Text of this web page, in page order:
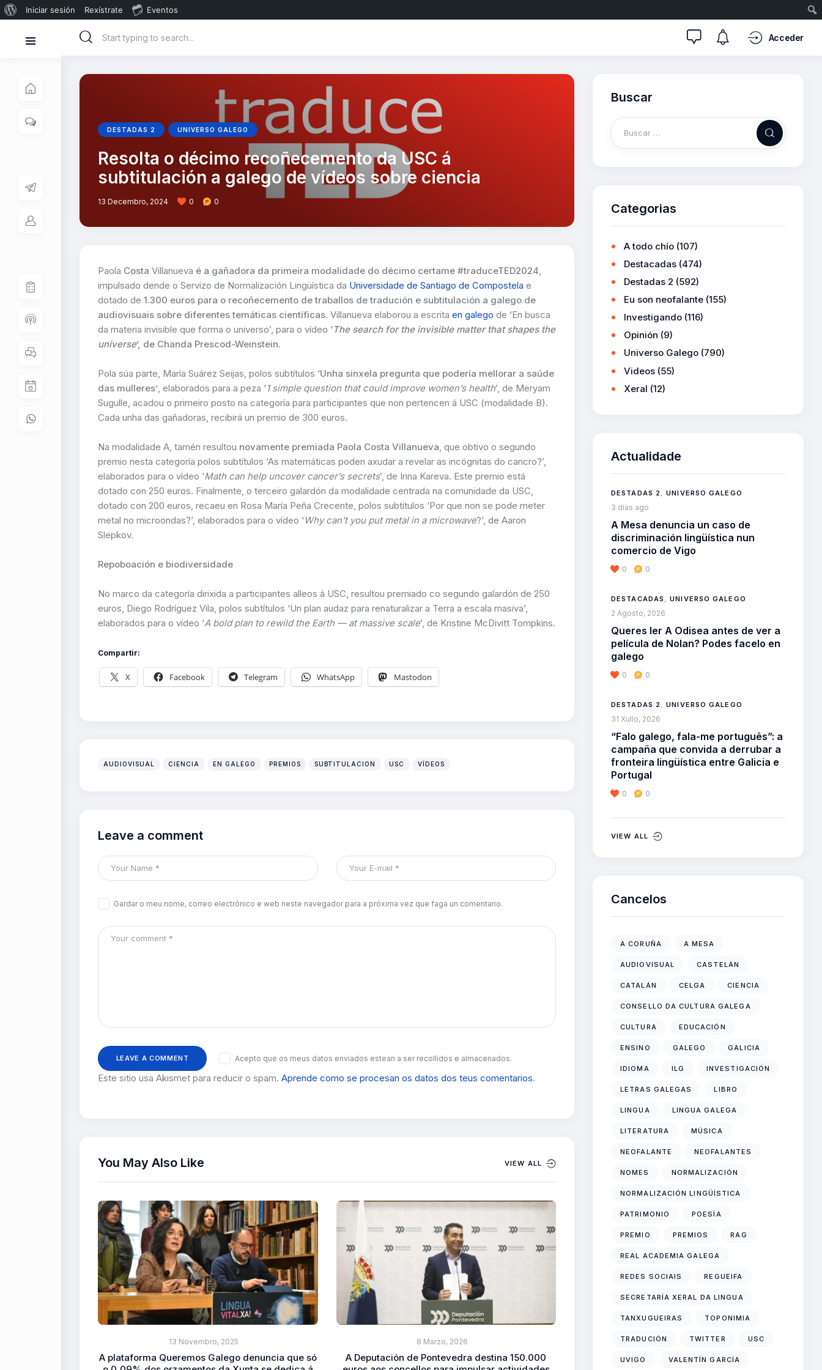
Iniciar sesión Rexístrate Eventos
Acceder
DESTADAS 2 UNIVERSO GALEGO
Resolta o décimo recoñecemento da USC á
subtitulación a galego de vídeos sobre ciencia
13 Decembro, 2024 0 0
Paola Costa Villanueva é a gañadora da primeira modalidade do décimo certame #traduceTED2024,
impulsado dende o Servizo de Normalización Lingüística da Universidade de Santiago de Compostela e
dotado de 1.300 euros para o recoñecemento de traballos de tradución e subtitulación a galego de
audiovisuais sobre diferentes temáticas científicas. Villanueva elaborou a escrita en galego de ‘En busca
da materia invisible que forma o universo’, para o vídeo ‘The search for the invisible matter that shapes the
universe’, de Chanda Prescod-Weinstein.
Pola súa parte, María Suárez Seijas, polos subtítulos ‘Unha sinxela pregunta que podería mellorar a saúde
das mulleres’, elaborados para a peza ‘1 simple question that could improve women’s health’, de Meryam
Sugulle, acadou o primeiro posto na categoría para participantes que non pertencen á USC (modalidade B).
Cada unha das gañadoras, recibirá un premio de 300 euros.
Na modalidade A, tamén resultou novamente premiada Paola Costa Villanueva, que obtivo o segundo
premio nesta categoría polos subtítulos ‘As matemáticas poden axudar a revelar as incógnitas do cancro?’,
elaborados para o vídeo ‘Math can help uncover cancer’s secrets’, de Irina Kareva. Este premio está
dotado con 250 euros. Finalmente, o terceiro galardón da modalidade centrada na comunidade da USC,
dotado con 200 euros, recaeu en Rosa María Peña Crecente, polos subtítulos ‘Por que non se pode meter
metal no microondas?’, elaborados para o vídeo ‘Why can’t you put metal in a microwave?’, de Aaron
Slepkov.
Repoboación e biodiversidade
No marco da categoría dirixida a participantes alleos á USC, resultou premiado co segundo galardón de 250
euros, Diego Rodríguez Vila, polos subtítulos ‘Un plan audaz para renaturalizar a Terra a escala masiva’,
elaborados para o vídeo ‘A bold plan to rewild the Earth — at massive scale’, de Kristine McDivitt Tompkins.
Compartir:
X Facebook Telegram WhatsApp Mastodon
AUDIOVISUAL CIENCIA EN GALEGO PREMIOS SUBTITULACION USC VÍDEOS
Leave a comment
Gardar o meu nome, correo electrónico e web neste navegador para a próxima vez que faga un comentario.
Acepto que os meus datos enviados estean a ser recollidos e almacenados.
Este sitio usa Akismet para reducir o spam. Aprende como se procesan os datos dos teus comentarios.
You May Also Like VIEW ALL
13 Novembro, 2025
A plataforma Queremos Galego denuncia que só
8 Marzo, 2026
A Deputación de Pontevedra destina 150.000
Buscar
Categorias
A todo chío (107)
Destacadas (474)
Destadas 2 (592)
Eu son neofalante (155)
Investigando (116)
Opinión (9)
Universo Galego (790)
Videos (55)
Xeral (12)
Actualidade
DESTADAS 2 ,UNIVERSO GALEGO
3 días ago
A Mesa denuncia un caso de
discriminación lingüística nun
comercio de Vigo
0 0
DESTACADAS ,UNIVERSO GALEGO
2 Agosto, 2026
Queres ler A Odisea antes de ver a
película de Nolan? Podes facelo en
galego
0 0
DESTADAS 2 ,UNIVERSO GALEGO
31 Xullo, 2026
“Falo galego, fala-me português”: a
campaña que convida a derrubar a
fronteira lingüística entre Galicia e
Portugal
0 0
VIEW ALL
Cancelos
A CORUÑA A MESA
AUDIOVISUAL CASTELÁN
CATALÁN CELGA CIENCIA
CONSELLO DA CULTURA GALEGA
CULTURA EDUCACIÓN
ENSINO GALEGO GALICIA
IDIOMA ILG INVESTIGACIÓN
LETRAS GALEGAS LIBRO
LINGUA LINGUA GALEGA
LITERATURA MÚSICA
NEOFALANTE NEOFALANTES
NOMES NORMALIZACIÓN
NORMALIZACIÓN LINGÜÍSTICA
PATRIMONIO POESÍA
PREMIO PREMIOS RAG
REAL ACADEMIA GALEGA
REDES SOCIAIS REGUEIFA
SECRETARÍA XERAL DA LINGUA
TANXUGUEIRAS TOPONIMIA
TRADUCIÓN TWITTER USC
UVIGO VALENTÍN GARCÍA